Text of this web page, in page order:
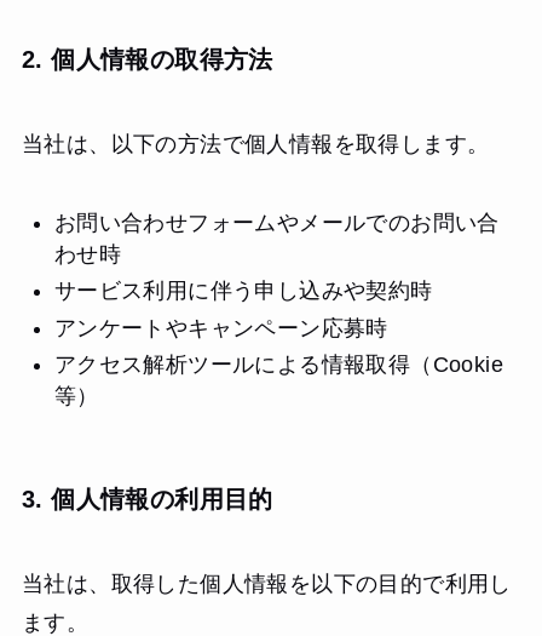
2. 個人情報の取得方法
当社は、以下の方法で個人情報を取得します。
お問い合わせフォームやメールでのお問い合
わせ時
サービス利用に伴う申し込みや契約時
アンケートやキャンペーン応募時
アクセス解析ツールによる情報取得（Cookie
等）
3. 個人情報の利用目的
当社は、取得した個人情報を以下の目的で利用し
ます。